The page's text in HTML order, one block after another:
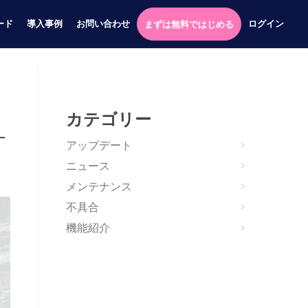
ド 導入事例 お問い合わせ まずは無料ではじめる ログイン
カテゴリー
アップデート
ニュース
メンテナンス
不具合
機能紹介